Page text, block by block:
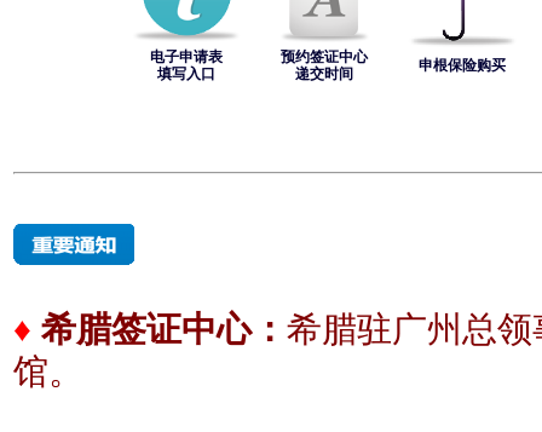
电子申请表
填写入口
预约签证中心
递交时间
申根保险购买
♦ 希腊签证中心： 希腊驻广州总
馆。